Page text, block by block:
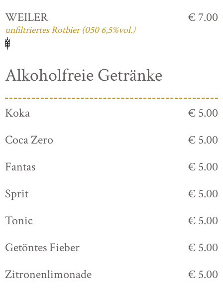
WEILER
unfiltriertes Rotbier (050 6,5%vol.)
€ 7.00
Alkoholfreie Getränke
Koka
€ 5.00
Coca Zero
€ 5.00
Fantas
€ 5.00
Sprit
€ 5.00
Tonic
€ 5.00
Getöntes Fieber
€ 5.00
Zitronenlimonade
€ 5.00